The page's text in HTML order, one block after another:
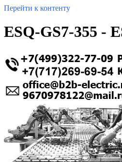
Перейти к контенту
ESQ-GS7-355 -